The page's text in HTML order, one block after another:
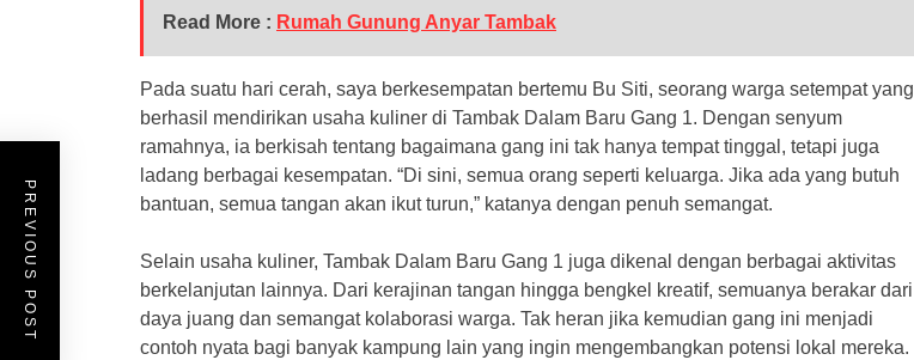
Read More : Rumah Gunung Anyar Tambak
Pada suatu hari cerah, saya berkesempatan bertemu Bu Siti, seorang warga setempat yang
berhasil mendirikan usaha kuliner di Tambak Dalam Baru Gang 1. Dengan senyum
ramahnya, ia berkisah tentang bagaimana gang ini tak hanya tempat tinggal, tetapi juga
ladang berbagai kesempatan. “Di sini, semua orang seperti keluarga. Jika ada yang butuh
bantuan, semua tangan akan ikut turun,” katanya dengan penuh semangat.
Selain usaha kuliner, Tambak Dalam Baru Gang 1 juga dikenal dengan berbagai aktivitas
berkelanjutan lainnya. Dari kerajinan tangan hingga bengkel kreatif, semuanya berakar dari
daya juang dan semangat kolaborasi warga. Tak heran jika kemudian gang ini menjadi
contoh nyata bagi banyak kampung lain yang ingin mengembangkan potensi lokal mereka.
PREVIOUS POST